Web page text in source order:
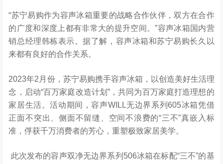
“苏宁易购作为容声冰箱重要的战略合作伙伴，双方在合作
的广度和深度上都有非常大的提升空间。”容声冰箱国内营
销总经理韩栋表示。据了解，容声冰箱和苏宁易购长久以
来都有良好的合作关系。
2023年2月 份，苏宁易购携手容声冰箱，以创造美好生活理
念，启动“百万家庭改造计划”，共同为百万家庭打造理想的
家居生活。活动期间，容声WILL无边界系列605冰箱凭借
正面不突出、侧面不留缝、空间不浪费的“三不”真嵌入标
准，俘获千万消费者的芳心，重塑极致家居美学。
此次发布的容声双净无边界系列506冰箱在标配“三不”的基